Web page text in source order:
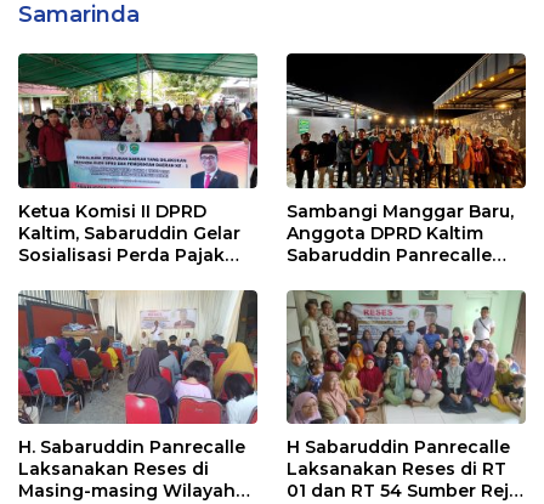
Samarinda
Ketua Komisi II DPRD
Kaltim, Sabaruddin Gelar
Sosialisasi Perda Pajak
Sepinggan Raya
Balikpapan
Sambangi Manggar Baru,
Anggota DPRD Kaltim
Sabaruddin Panrecalle
Balikpapan
H. Sabaruddin Panrecalle
Laksanakan Reses di
Masing-masing Wilayah
H Sabaruddin Panrecalle
Laksanakan Reses di RT
01 dan RT 54 Sumber Rejo